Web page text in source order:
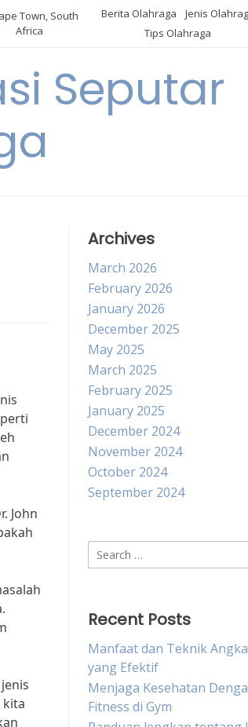
Town, South
Africa
Berita Olahraga
Jenis
Tips Olahraga
Seputar
John
kita
Archives
March 2026
February 2026
January 2026
December 2025
May 2025
March 2025
February 2025
January 2025
December 2024
November 2024
October 2024
September 2024
Search
for:
Recent Posts
Manfaat dan Teknik
yang Efektif
Menjaga Kesehatan
Fitness di Gym